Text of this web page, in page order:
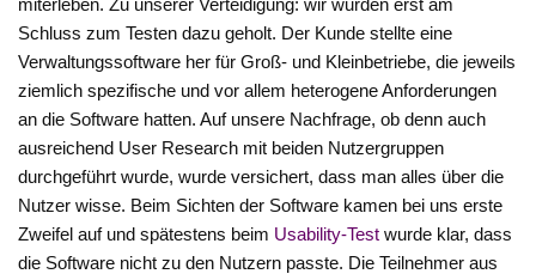
miterleben. Zu unserer Verteidigung: wir wurden erst am
Schluss zum Testen dazu geholt. Der Kunde stellte eine
Verwaltungssoftware her für Groß- und Kleinbetriebe, die jeweils
ziemlich spezifische und vor allem heterogene Anforderungen
an die Software hatten. Auf unsere Nachfrage, ob denn auch
ausreichend User Research mit beiden Nutzergruppen
durchgeführt wurde, wurde versichert, dass man alles über die
Nutzer wisse. Beim Sichten der Software kamen bei uns erste
Zweifel auf und spätestens beim Usability-Test wurde klar, dass
die Software nicht zu den Nutzern passte. Die Teilnehmer aus